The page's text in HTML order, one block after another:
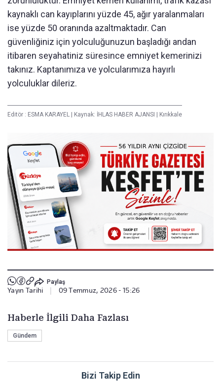
kaynaklı can kayıplarını yüzde 45, ağır yaralanmaları
ise yüzde 50 oranında azaltmaktadır. Can
güvenliğiniz için yolculuğunuzun başladığı andan
itibaren seyahatiniz süresince emniyet kemerinizi
takınız. Kaptanımıza ve yolcularımıza hayırlı
yolculuklar dileriz.
Editör : ESMA KARAYEL | Kaynak: İHLAS HABER AJANSI | Kırıkkale
Paylaş
Yayın Tarihi 09 Temmuz, 2026 - 15:26
Haberle İlgili Daha Fazlası
Gündem
Bizi Takip Edin